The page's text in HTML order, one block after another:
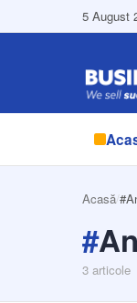
5 August
Acasă/
#
3articole